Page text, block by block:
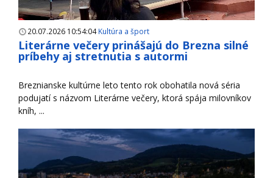
20.07.2026 10:54:04Kultúra a šport
Literárne večery prinášajú do Brezna silné
príbehy aj stretnutia s autormi
Breznianske kultúrne leto tento rok obohatila nová séria
podujatí s názvom Literárne večery, ktorá spája milovníkov
kníh, ...